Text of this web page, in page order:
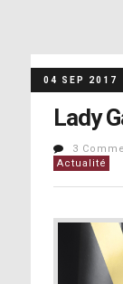
04 SEP 2017
Lady
3
Actualité